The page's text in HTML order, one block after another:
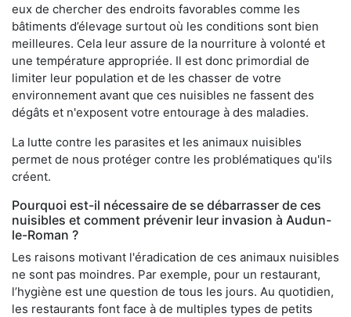
eux de chercher des endroits favorables comme les
bâtiments d’élevage surtout où les conditions sont bien
meilleures. Cela leur assure de la nourriture à volonté et
une température appropriée. Il est donc primordial de
limiter leur population et de les chasser de votre
environnement avant que ces nuisibles ne fassent des
dégâts et n'exposent votre entourage à des maladies.
La lutte contre les parasites et les animaux nuisibles
permet de nous protéger contre les problématiques qu'ils
créent.
Pourquoi est-il nécessaire de se débarrasser de ces
nuisibles et comment prévenir leur invasion à Audun-
le-Roman ?
Les raisons motivant l'éradication de ces animaux nuisibles
ne sont pas moindres. Par exemple, pour un restaurant,
l’hygiène est une question de tous les jours. Au quotidien,
les restaurants font face à de multiples types de petits